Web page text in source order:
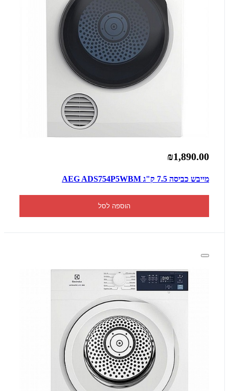
₪1,890.00
מייבש כביסה 7.5 ‏ק"ג AEG ADS754P5WBM
הוספה לסל